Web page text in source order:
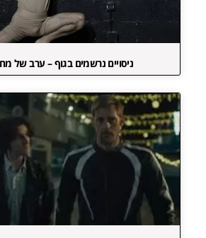
ניסויים נרשמים בגוף – ערב של